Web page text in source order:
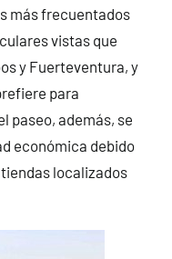
más frecuentados
vistas que
y Fuerteventura, y
para
paseo, además, se
económica debido
localizados